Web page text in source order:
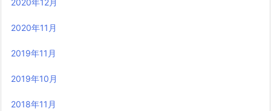
2020年11月
2019年11月
2019年10月
2018年11月